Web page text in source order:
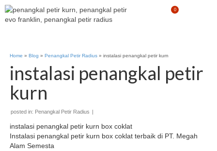
0
Home » Blog » Penangkal Petir Radius » instalasi penangkal petir kurn
instalasi penangkal petir
kurn
posted in: Penangkal Petir Radius |
instalasi penangkal petir kurn box coklat
Instalasi penangkal petir kurn box coklat terbaik di PT. Megah
Alam Semesta